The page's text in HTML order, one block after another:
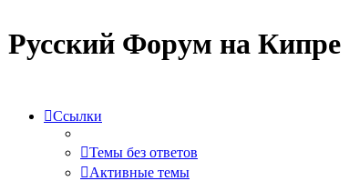
Русский Форум на Кипре
Ссылки
Темы без ответов
Активные темы